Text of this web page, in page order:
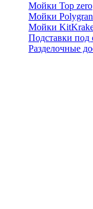
Мойки Top zero
Мойки Polygran
Мойки
Подставки под
Разделочные